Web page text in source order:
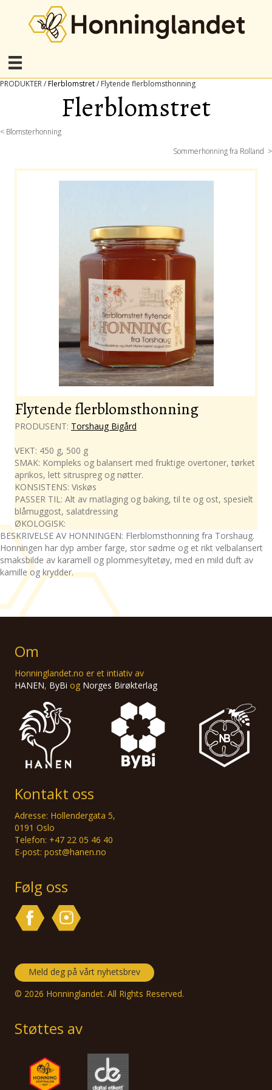
PRODUKTER /Flerblomstret/ Flytende flerblomsthonning
Flerblomstret
Posts
navigation
< Blomsterhonning
Sommerhonning fra Rolland >
Flytende flerblomsthonning
PRODUSENT: Torshaug Bigård
VEKT: 450 g, 500 g
SMAK: Kompleks og balansert med fruktige overtoner, tørket
aprikos, lett sitruspreg og nøtter.
KONSISTENS: Viskøs
PASSER TIL: Alt av matlaging og baking, til te og ost, spesielt
blåmuggost, salatdressing
ØKOLOGISK:
BESKRIVELSE AV HONNINGEN: Flerblomsthonning fra Torshaug.
Honningen har dyp amber farge, stor sødme og et rikt velbalansert
smaksbilde av karamell og plommesyltetøy, med en mild duft av
kamille og krydder.
Om
Honninglandet.no er et intiativ av
HANEN, ByBi og Norges Birøkterlag
Kontakt oss
Adresse: Hollendergata 5,
0191 Oslo
Telefon: +47 22 05 46 40
E-post: post@hanen.no
Følg oss
Meld deg på vårt nyhetsbrev
© 2026 Honninglandet. All Rights Reserved.
Støttes av